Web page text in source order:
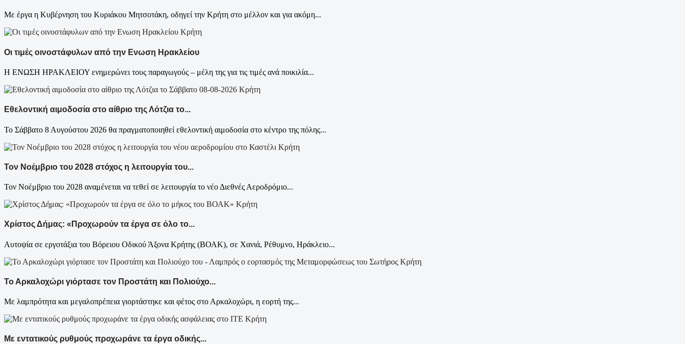
Με έργα η Κυβέρνηση του Κυριάκου Μητσοτάκη, οδηγεί την Κρήτη στο μέλλον και για ακόμη...
Κρήτη
Οι τιμές οινοστάφυλων από την Ενωση Ηρακλείου
Η ΕΝΩΣΗ ΗΡΑΚΛΕΙΟΥ ενημερώνει τους παραγωγούς – μέλη της για τις τιμές ανά ποικιλία...
Κρήτη
Εθελοντική αιμοδοσία στο αίθριο της Λότζια το...
Το Σάββατο 8 Αυγούστου 2026 θα πραγματοποιηθεί εθελοντική αιμοδοσία στο κέντρο της πόλης...
Κρήτη
Τον Νοέμβριο του 2028 στόχος η λειτουργία του...
Τον Νοέμβριο του 2028 αναμένεται να τεθεί σε λειτουργία το νέο Διεθνές Αεροδρόμιο...
Κρήτη
Χρίστος Δήμας: «Προχωρούν τα έργα σε όλο το...
Αυτοψία σε εργοτάξια του Βόρειου Οδικού Άξονα Κρήτης (ΒΟΑΚ), σε Χανιά, Ρέθυμνο, Ηράκλειο...
Κρήτη
Το Αρκαλοχώρι γιόρτασε τον Προστάτη και Πολιούχο...
Με λαμπρότητα και μεγαλοπρέπεια γιορτάστηκε και φέτος στο Αρκαλοχώρι, η εορτή της...
Κρήτη
Με εντατικούς ρυθμούς προχωράνε τα έργα οδικής...